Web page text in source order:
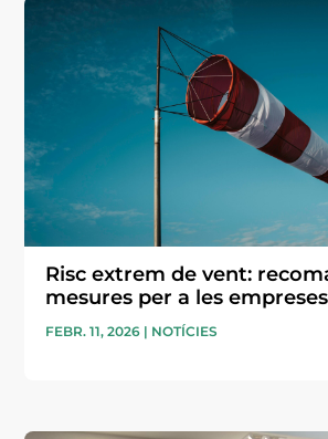
Risc extrem de vent:
mesures per a les empreses
FEBR. 11, 2026 | NOTÍCIES